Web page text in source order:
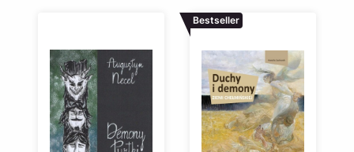
Bestseller